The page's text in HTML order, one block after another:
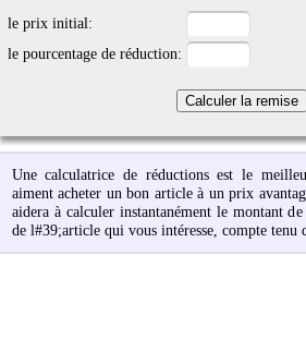
le prix initial:
le pourcentage de réduction:
Une calculatrice de réductions est le
aiment acheter un bon article à un prix
aidera à calculer instantanément le montant
de l#39;article qui vous intéresse, compte tenu